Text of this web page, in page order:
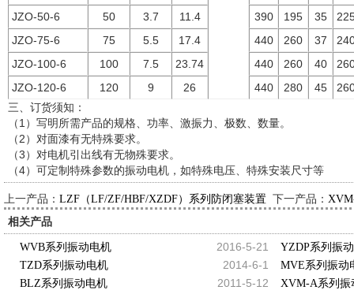
JZO-50-6
50 3.7 11.4 390 195 35
JZO-75-6
75 5.5 17.4 440 260 37
JZO-100-6
100 7.5 23.74 440 260 40
JZO-120-6
120 9 26 440 280 45
三、订货须知：
（1）写明所需产品的规格、功率、激振力、极数、数量。
（2）对面漆有无特殊要求。
（3）对电机引出线有无物殊要求。
（4）可定制特殊参数的振动电机，如特殊电压、特殊安装尺寸等
上一产品： LZF（LF/ZF/HBF/XZDF）系列防闭塞装置 下一产品：
相关产品
2016-5-21
WVB系列振动电机 YZDP系列振
2014-6-1
TZD系列振动电机 MVE系列振动
2011-5-12
BLZ系列振动电机 XVM-A系列振